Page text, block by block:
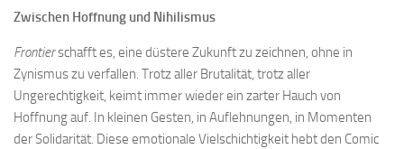
Zwischen Hoffnung und Nihilismus
Frontierschafft es, eine düstere Zukunft zu zeichnen, ohne in
Zynismus zu verfallen. Trotz aller Brutalität, trotz aller
Ungerechtigkeit, keimt immer wieder ein zarter Hauch von
Hoffnung auf. In kleinen Gesten, in Auflehnungen, in Momenten
der Solidarität. Diese emotionale Vielschichtigkeit hebt den Comic